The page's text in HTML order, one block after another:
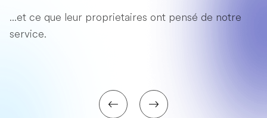
...et ce que leur proprietaires ont pensé de notre
service.